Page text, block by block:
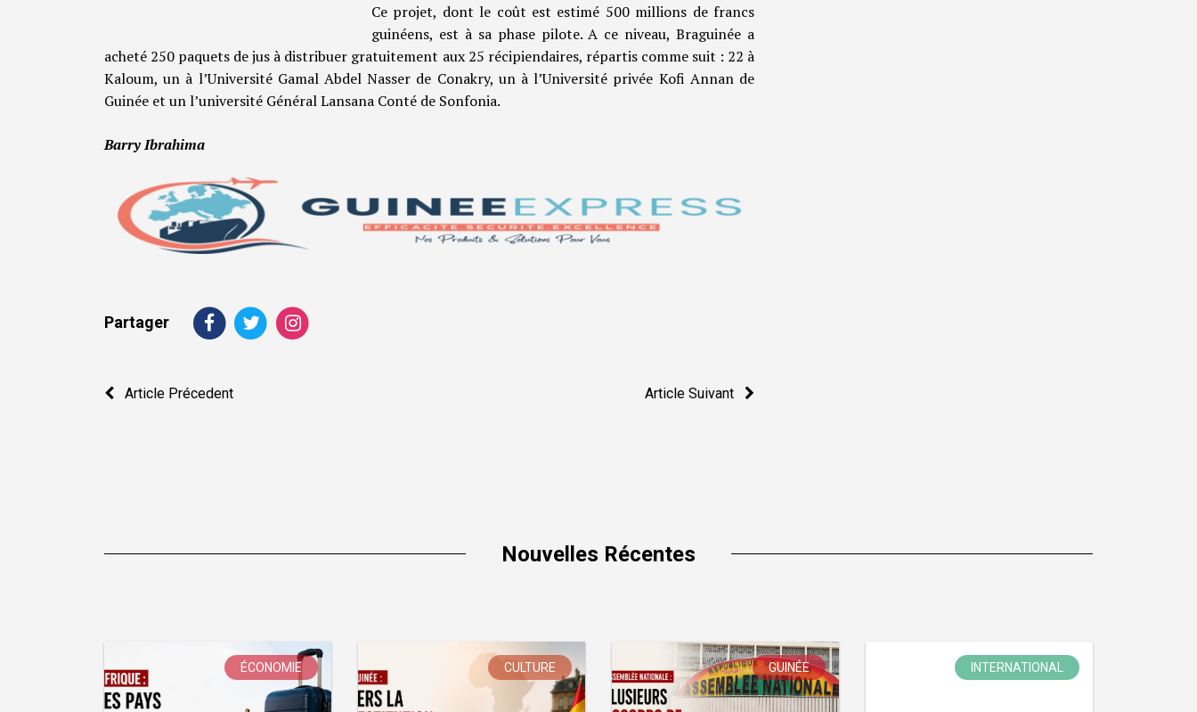
Ce projet, dont le coût est estimé 500 millions de francs
guinéens, est à sa phase pilote. A ce niveau, Braguinée a
acheté 250 paquets de jus à distribuer gratuitement aux 25 récipiendaires, répartis comme suit : 22 à
Kaloum, un à l’Université Gamal Abdel Nasser de Conakry, un à l’Université privée Kofi Annan de
Guinée et un l’université Général Lansana Conté de Sonfonia.
Barry Ibrahima
Partager
Navigation
Article Précedent Article Suivant
Nouvelles Récentes
ÉCONOMIE CULTURE GUINÉE INTERNATIONAL